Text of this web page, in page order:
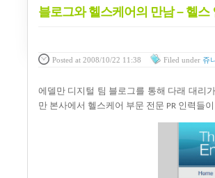
블로그와 헬스케어의 만남 – 헬스
Posted at 2008/10/22 11:38 Filed under 쥬
에델만 디지털 팀 블로그를 통해 다래 대리가
만 본사에서 헬스케어 부문 전문 PR 인력들이